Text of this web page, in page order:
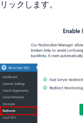
リックします。